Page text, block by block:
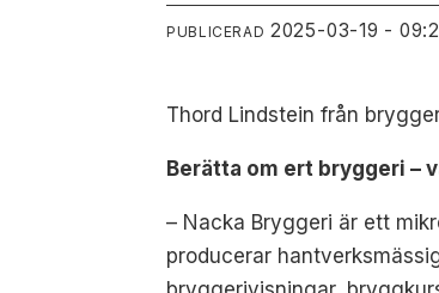
PUBLICERAD 2025-03-19 -
Thord Lindstein från
Berätta om ert bryggeri –
– Nacka Bryggeri är ett
producerar